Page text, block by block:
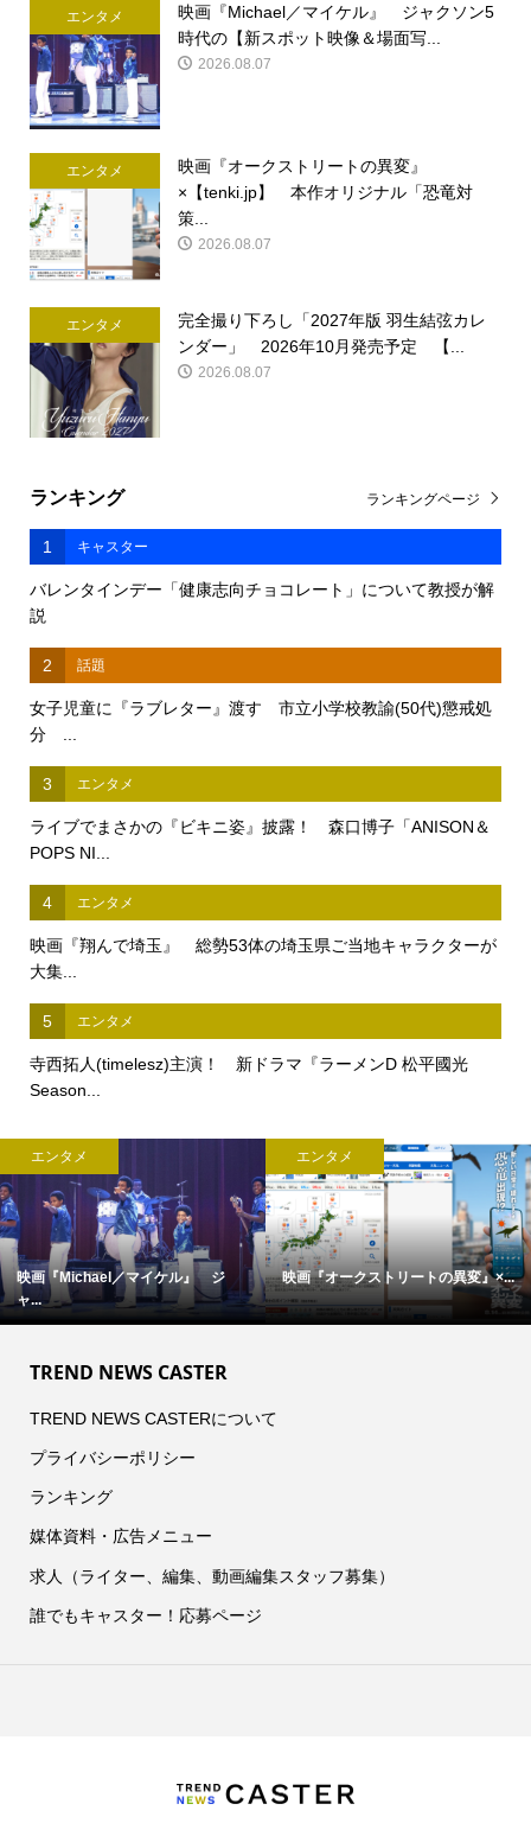
エンタメ
映画『Michael／マイケル』 ジャクソン5
時代の【新スポット映像＆場面写...
2026.08.07
エンタメ
映画『オークストリートの異変』
×【tenki.jp】 本作オリジナル「恐竜対
策...
2026.08.07
エンタメ
完全撮り下ろし「2027年版 羽生結弦カレ
ンダー」 2026年10月発売予定 【...
2026.08.07
ランキング
1 キャスター
バレンタインデー「健康志向チョコレート」について教授が解
説
2 話題
女子児童に『ラブレター』渡す 市立小学校教諭(50代)懲戒処
分 ...
3 エンタメ
ライブでまさかの『ビキニ姿』披露！ 森口博子「ANISON＆
POPS NI...
4 エンタメ
映画『翔んで埼玉』 総勢53体の埼玉県ご当地キャラクターが
大集...
5 エンタメ
寺西拓人(timelesz)主演！ 新ドラマ『ラーメンD 松平國光
Season...
ランキングページ
エンタメ
映画『Michael／マイケル』 ジ
ャ...
エンタメ
映画『オークストリートの異変』×...
TREND NEWS CASTER
TREND NEWS CASTERについて
プライバシーポリシー
ランキング
媒体資料・広告メニュー
求人（ライター、編集、動画編集スタッフ募集）
誰でもキャスター！応募ページ